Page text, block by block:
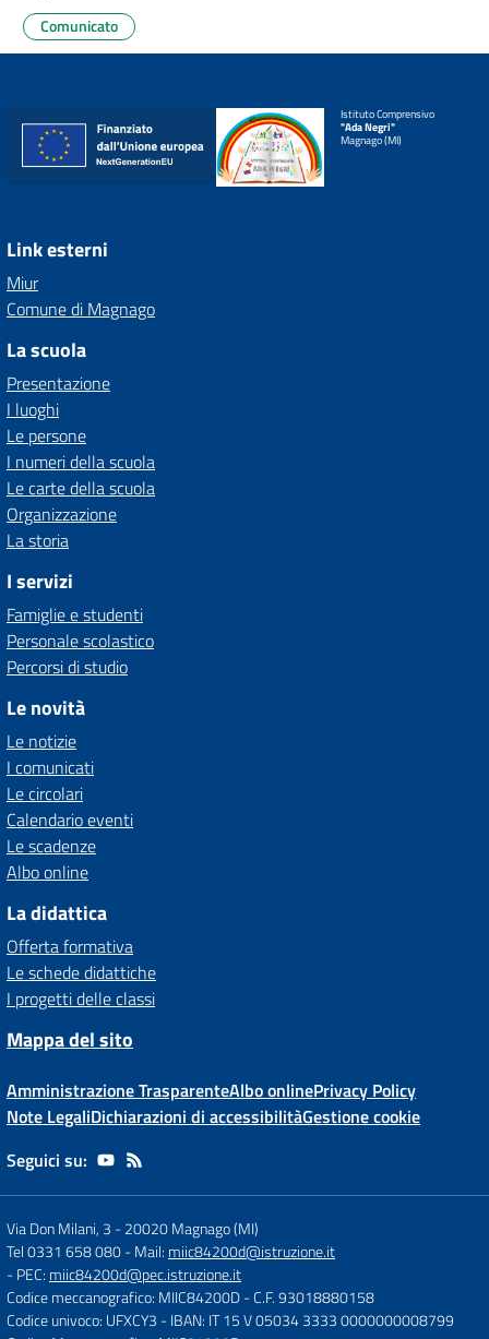
Comunicato
Istituto Comprensivo
"Ada Negri"
Magnago (MI)
Link esterni
Miur
Comune di Magnago
La scuola
Presentazione
I luoghi
Le persone
I numeri della scuola
Le carte della scuola
Organizzazione
La storia
I servizi
Famiglie e studenti
Personale scolastico
Percorsi di studio
Le novità
Le notizie
I comunicati
Le circolari
Calendario eventi
Le scadenze
Albo online
La didattica
Offerta formativa
Le schede didattiche
I progetti delle classi
Mappa del sito
Amministrazione TrasparenteAlbo onlinePrivacy Policy
Note LegaliDichiarazioni di accessibilitàGestione cookie
Seguici su:
Via Don Milani, 3 -20020 Magnago (MI)
Tel 0331 658 080- Mail: miic84200d@istruzione.it
- PEC: miic84200d@pec.istruzione.it
Codice meccanografico: MIIC84200D- C.F. 93018880158
Codice univoco: UFXCY3 - IBAN: IT 15 V 05034 3333 0000000008799